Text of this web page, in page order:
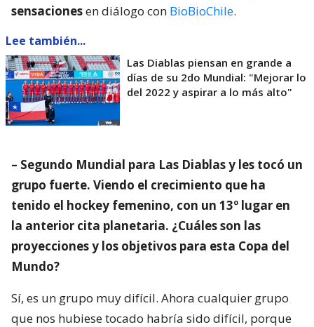
sensacionesen diálogo con BioBioChile.
Lee también...
Las Diablas piensan en grande a
días de su 2do Mundial: "Mejorar lo
del 2022 y aspirar a lo más alto"
– Segundo Mundial para Las Diablas y les tocó un
grupo fuerte. Viendo el crecimiento que ha
tenido el hockey femenino, con un 13º lugar en
la anterior cita planetaria. ¿Cuáles son las
proyecciones y los objetivos para esta Copa del
Mundo?
Sí, es un grupo muy difícil. Ahora cualquier grupo
que nos hubiese tocado habría sido difícil, porque